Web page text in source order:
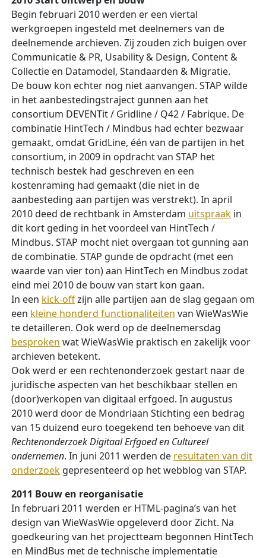
Begin februari 2010 werden er een viertal
werkgroepen ingesteld met deelnemers van de
deelnemende archieven. Zij zouden zich buigen over
Communicatie & PR, Usability & Design, Content &
Collectie en Datamodel, Standaarden & Migratie.
De bouw kon echter nog niet aanvangen. STAP wilde
in het aanbestedingstraject gunnen aan het
consortium DEVENTit / Gridline / Q42 / Fabrique. De
combinatie HintTech / Mindbus had echter bezwaar
gemaakt, omdat GridLine, één van de partijen in het
consortium, in 2009 in opdracht van STAP het
technisch bestek had geschreven en een
kostenraming had gemaakt (die niet in de
aanbesteding aan partijen was verstrekt). In april
2010 deed de rechtbank in Amsterdam uitspraak in
dit kort geding in het voordeel van HintTech /
Mindbus. STAP mocht niet overgaan tot gunning aan
de combinatie. STAP gunde de opdracht (met een
waarde van vier ton) aan HintTech en Mindbus zodat
eind mei 2010 de bouw van start kon gaan.
In een kick-offzijn alle partijen aan de slag gegaan om
een kleine honderd functionaliteiten van WieWasWie
te detailleren. Ook werd op de deelnemersdag
besproken wat WieWasWie praktisch en zakelijk voor
archieven betekent.
Ook werd er een rechtenonderzoek gestart naar de
juridische aspecten van het beschikbaar stellen en
(door)verkopen van digitaal erfgoed. In augustus
2010 werd door de Mondriaan Stichting een bedrag
van 15 duizend euro toegekend ten behoeve van dit
Rechtenonderzoek Digitaal Erfgoed en Cultureel
ondernemen. In juni 2011 werden de resultaten van dit
onderzoek gepresenteerd op het webblog van STAP.
2011 Bouw en reorganisatie
In februari 2011 werden er HTML-pagina’s van het
design van WieWasWie opgeleverd door Zicht. Na
goedkeuring van het projectteam begonnen HintTech
en MindBus met de technische implementatie